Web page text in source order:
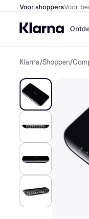
Voor shoppersVoor
Klarna/Shoppen/